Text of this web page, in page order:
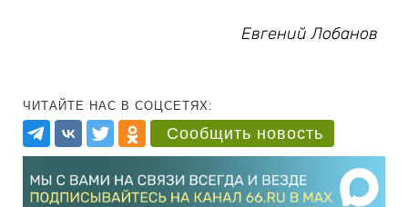
Евгений Лобанов
ЧИТАЙТЕ НАС В СОЦСЕТЯХ:
Сообщить новость